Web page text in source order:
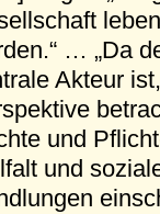
… „Da
Akteur
und
und